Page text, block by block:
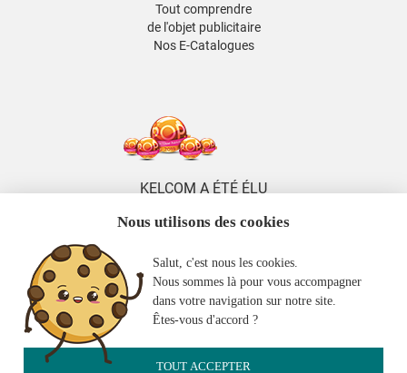
Tout comprendre
de l'objet publicitaire
Nos E-Catalogues
KELCOM A ÉTÉ ÉLU
DE L'ANNÉE
KELCOM
EST MEMBRE
DE LA 2FPCO
Nous utilisons des cookies
Salut, c'est nous les cookies.
Nous sommes là pour vous accompagner
dans votre navigation sur notre site.
Êtes-vous d'accord ?
TOUT ACCEPTER